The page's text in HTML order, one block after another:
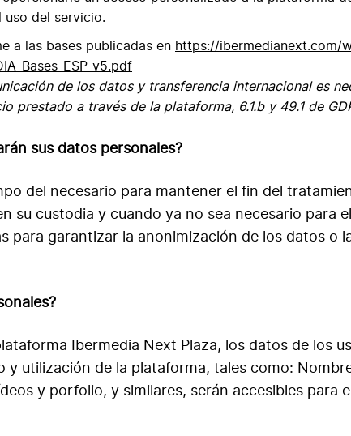
uso del servicio.
a las bases publicadas en https://ibermedianext.com/
de los datos y transferencia internacional es
prestado a través de la plataforma, 6.1.b y 49.1 de
sus datos personales?
del necesario para mantener el fin del
su custodia y cuando ya no sea necesario para
para garantizar la anonimización de los datos o
Ibermedia Next Plaza, los datos de los
y utilización de la plataforma, tales como:
y porfolio, y similares, serán accesibles para